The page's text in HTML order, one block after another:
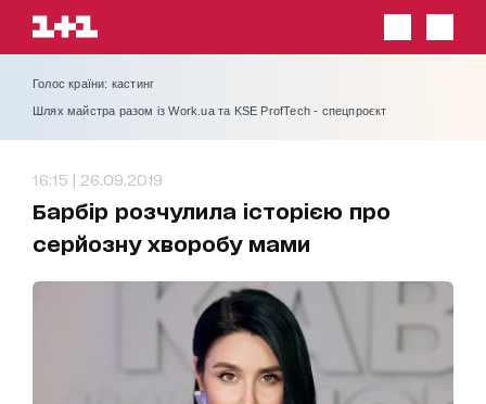
Голос країни: кастинг
Шлях майстра разом із Work.ua та KSE ProfTech - спецпроєкт
16:15 | 26.09.2019
Барбір розчулила історією про
серйозну хворобу мами